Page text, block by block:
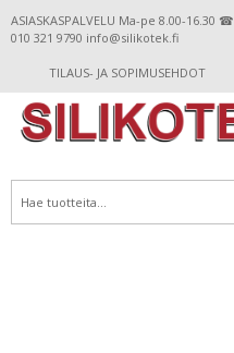
ASIASKASPALVELU Ma-pe 8.00-16.30 ☎
010 321 9790 info@silikotek.fi
TILAUS- JA SOPIMUSEHDOT